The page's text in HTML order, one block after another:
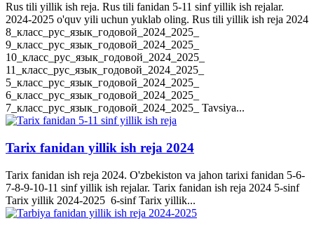
Rus tili yillik ish reja. Rus tili fanidan 5-11 sinf yillik ish rejalar.
2024-2025 o'quv yili uchun yuklab oling. Rus tili yillik ish reja 2024
8_класс_рус_язык_годовой_2024_2025_
9_класс_рус_язык_годовой_2024_2025_
10_класс_рус_язык_годовой_2024_2025_
11_класс_рус_язык_годовой_2024_2025_
5_класс_рус_язык_годовой_2024_2025_
6_класс_рус_язык_годовой_2024_2025_
7_класс_рус_язык_годовой_2024_2025_ Tavsiya...
Tarix fanidan yillik ish reja 2024
Tarix fanidan ish reja 2024. O'zbekiston va jahon tarixi fanidan 5-6-
7-8-9-10-11 sinf yillik ish rejalar. Tarix fanidan ish reja 2024 5-sinf
Tarix yillik 2024-2025 6-sinf Tarix yillik...